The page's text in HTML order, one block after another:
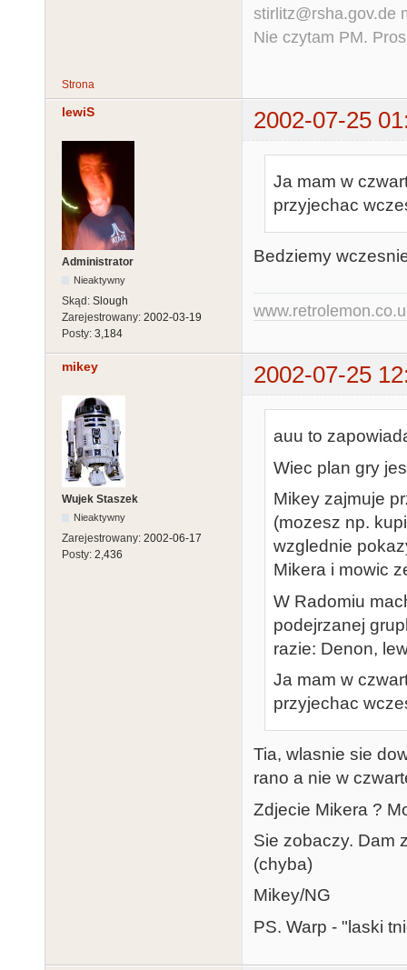
stirlitz@rsha.gov.de
Nie czytam PM.
Strona
lewiS 2002-07-25
Administrator
Nieaktywny
Skąd: Slough
Zarejestrowany: 2002-03-19
Posty: 3,184
Ja mam w
przyjechac
Bedziemy
mikey 2002-07-25
Wujek Staszek
Nieaktywny
Zarejestrowany: 2002-06-17
Posty: 2,436
auu to
Wiec plan gry
Mikey zajmuje
(mozesz np.
wzglednie
Mikera i mowic
W Radomiu
podejrzanej
razie: Denon,
Ja mam w
przyjechac
Tia, wlasnie sie
rano a nie w
Zdjecie Mikera ?
Sie zobaczy. Dam
(chyba)
Mikey/NG
PS. Warp - "laski